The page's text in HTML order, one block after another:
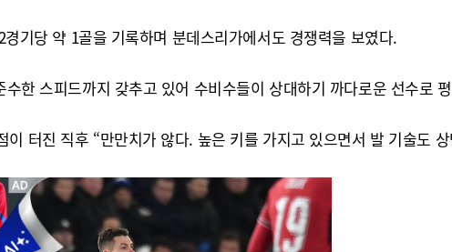
기당 약 1골을 기록하며 분데스리가에서도 경쟁력을 보였다.
한 스피드까지 갖추고 있어 수비수들이 상대하기 까다로운 선수로
터진 직후 “만만치가 않다. 높은 키를 가지고 있으면서 발 기술도